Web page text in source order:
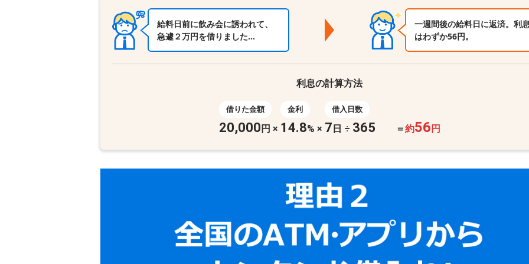
給料日前に飲み会に誘われて、
急遽２万円を借りました…
一週間後の給料日に返済。利
はわずか56円。
利息の計算方法
借りた金額
20,000 円 ×
金利
14.8% ×
借入日数
7 日 ÷ 365 ＝約56 円